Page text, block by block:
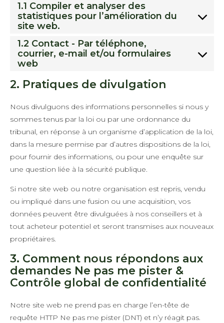
1.1 Compiler et analyser des
statistiques pour l’amélioration du
site web.
1.2 Contact - Par téléphone,
courrier, e-mail et/ou formulaires
web
2. Pratiques de divulgation
Nous divulguons des informations personnelles si nous y
sommes tenus par la loi ou par une ordonnance du
tribunal, en réponse à un organisme d’application de la loi,
dans la mesure permise par d’autres dispositions de la loi,
pour fournir des informations, ou pour une enquête sur
une question liée à la sécurité publique.
Si notre site web ou notre organisation est repris, vendu
ou impliqué dans une fusion ou une acquisition, vos
données peuvent être divulguées à nos conseillers et à
tout acheteur potentiel et seront transmises aux nouveaux
propriétaires.
3. Comment nous répondons aux
demandes Ne pas me pister &
Contrôle global de confidentialité
Notre site web ne prend pas en charge l’en-tête de
requête HTTP Ne pas me pister (DNT) et n’y réagit pas.